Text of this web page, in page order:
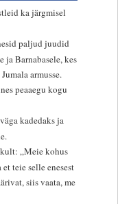
ka järgmisel
paljud juudid
Barnabasele, kes
armusse.
peaaegu kogu
kadedaks ja
„Meie kohus
teie selle enesest
siis vaata, me